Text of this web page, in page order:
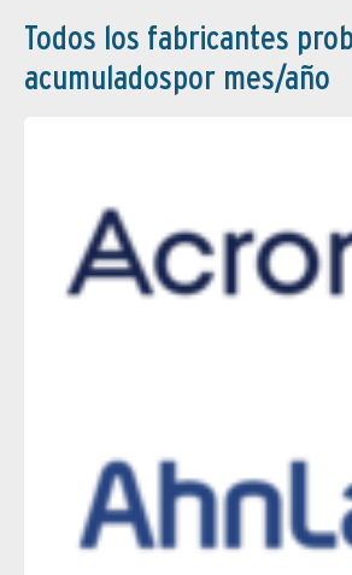
Todos los fabricantes
acumuladospor mes/año